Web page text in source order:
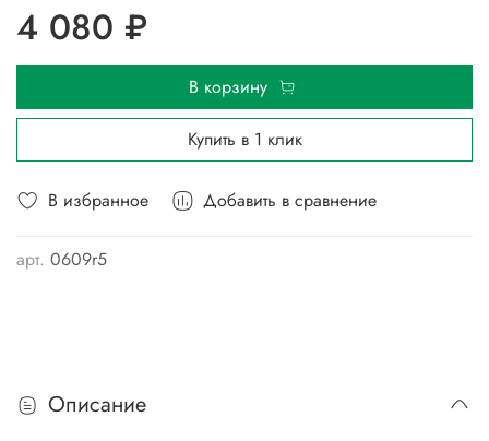
В избранное Добавить в сравнение
арт. 0609r5
4 080 ₽
В корзину
Купить в 1 клик
Описание